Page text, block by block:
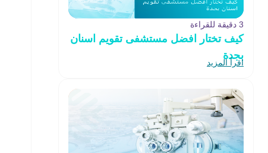
3 دقيقة للقراءة
كيف تختار افضل مستشفى تقويم اسنان
بجدة
اقرأ المزيد